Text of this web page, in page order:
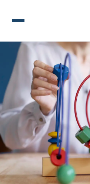
ANA SAYFA